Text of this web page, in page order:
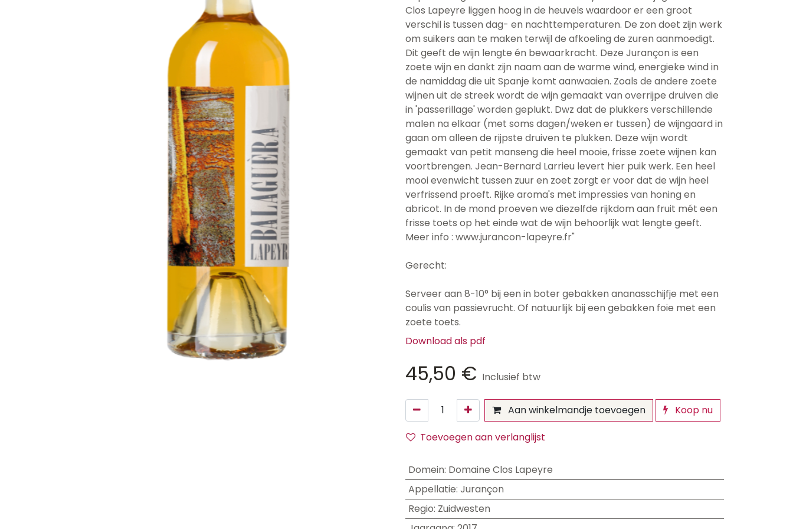
Clos Lapeyre liggen hoog in de heuvels waardoor er een groot
verschil is tussen dag- en nachttemperaturen. De zon doet zijn werk
om suikers aan te maken terwijl de afkoeling de zuren aanmoedigt.
Dit geeft de wijn lengte én bewaarkracht. Deze Jurançon is een
zoete wijn en dankt zijn naam aan de warme wind, energieke wind in
de namiddag die uit Spanje komt aanwaaien. Zoals de andere zoete
wijnen uit de streek wordt de wijn gemaakt van overrijpe druiven die
in 'passerillage' worden geplukt. Dwz dat de plukkers verschillende
malen na elkaar (met soms dagen/weken er tussen) de wijngaard in
gaan om alleen de rijpste druiven te plukken. Deze wijn wordt
gemaakt van petit manseng die heel mooie, frisse zoete wijnen kan
voortbrengen. Jean-Bernard Larrieu levert hier puik werk. Een heel
mooi evenwicht tussen zuur en zoet zorgt er voor dat de wijn heel
verfrissend proeft. Rijke aroma's met impressies van honing en
abricot. In de mond proeven we diezelfde rijkdom aan fruit mét een
frisse toets op het einde wat de wijn behoorlijk wat lengte geeft.
Meer info : www.jurancon-lapeyre.fr"
Gerecht:
Serveer aan 8-10° bij een in boter gebakken ananasschijfje met een
coulis van passievrucht. Of natuurlijk bij een gebakken foie met een
zoete toets.
Download als pdf
45,50 € Inclusief btw
Aan winkelmandje toevoegen
Koop nu
Toevoegen aan verlanglijst
Domein: Domaine Clos Lapeyre
Appellatie: Jurançon
Regio: Zuidwesten